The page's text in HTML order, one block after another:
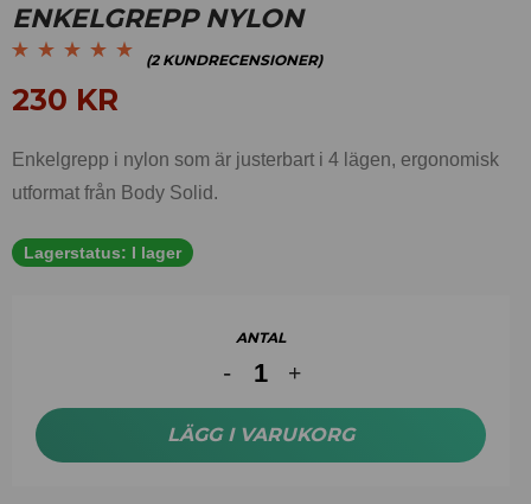
ENKELGREPP NYLON
5 baserat på
(2KUNDRECENSIONER)
230 KR
Enkelgrepp i nylon som är justerbart i 4 lägen, ergonomisk
utformat från Body Solid.
Lagerstatus: I lager
ANTAL
LÄGG I VARUKORG